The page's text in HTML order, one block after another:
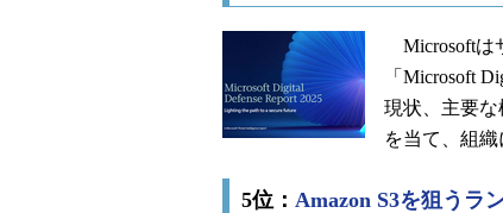
Microsoftは
「Microsoft
現状、主要
を当て、組
5位： Amazon S3を狙うラ